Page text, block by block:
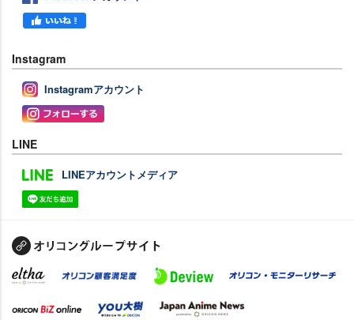
Instagram
Instagramアカウント
LINE
LINEアカウントメディア